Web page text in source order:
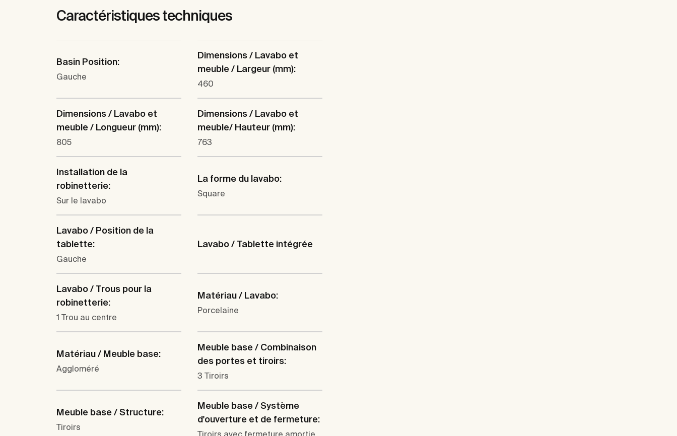
Caractéristiques techniques
Basin Position:
Gauche
Dimensions / Lavabo et
meuble / Largeur (mm):
460
Dimensions / Lavabo et
meuble / Longueur (mm):
805
Dimensions / Lavabo et
meuble/ Hauteur (mm):
763
Installation de la
robinetterie:
Sur le lavabo
La forme du lavabo:
Square
Lavabo / Position de la
tablette:
Gauche
Lavabo / Tablette intégrée
Lavabo / Trous pour la
robinetterie:
1 Trou au centre
Matériau / Lavabo:
Porcelaine
Matériau / Meuble base:
Aggloméré
Meuble base / Combinaison
des portes et tiroirs:
3 Tiroirs
Meuble base / Structure:
Tiroirs
Meuble base / Système
d'ouverture et de fermeture:
Tiroirs avec fermeture amortie